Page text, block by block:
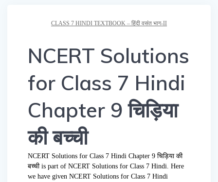
CLASS 7 HINDI TEXTBOOK – हिंदी वसंत भाग-II
NCERT Solutions
for Class 7 Hindi
Chapter 9 चिड़िया
की बच्ची
NCERT Solutions for Class 7 Hindi Chapter 9 चिड़िया की
बच्ची is part of NCERT Solutions for Class 7 Hindi. Here
we have given NCERT Solutions for Class 7 Hindi